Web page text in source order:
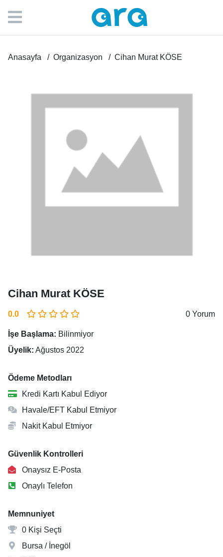
Anasayfa Organizasyon Cihan Murat KÖSE
Cihan Murat KÖSE
0.0 0 Yorum
İşe Başlama: Bilinmiyor
Üyelik: Ağustos 2022
Ödeme Metodları
Kredi Kartı Kabul Ediyor
Havale/EFT Kabul Etmiyor
Nakit Kabul Etmiyor
Güvenlik Kontrolleri
Onaysız E-Posta
Onaylı Telefon
Memnuniyet
0 Kişi Seçti
Bursa / İnegöl